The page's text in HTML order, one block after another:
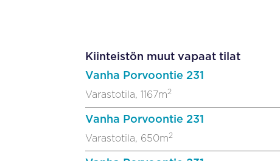
Kiinteistön muut vapaat tilat
Vanha Porvoontie 231
Varastotila, 1167m2
Vanha Porvoontie 231
Varastotila, 650m2